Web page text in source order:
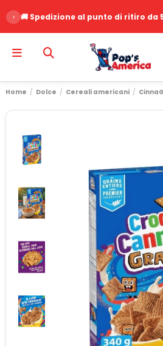
‹ 🚚 Spedizione al punto di ritiro
Home Dolce Cereali americani